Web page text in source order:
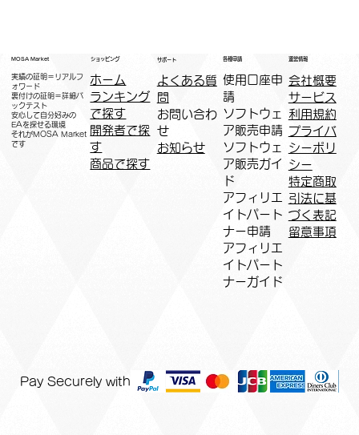
MOSA Market
実績の証明＝リアルフ
ォワード
裏付けの証明＝詳細バ
ックテスト
安心して自分好みの
EAを探せる環境
​それがMOSA Market
です
ショッピング
ホーム
ランキング
で探す
開発者で探
す
商品で探す
サポート
よくある質
問
お問い合わ
せ
お知らせ
各種申請
​使用口座申
請
ソフトウェ
ア販売申請
ソフトウェ
ア販売ガイ
ド
アフィリエ
イトパート
ナー申請​
​アフィリエ
イトパート
ナーガイド
運営情報
会社概要
サービス
利用規約
プライバ
シーポリ
シー
特定商取
引法に基
づく表記
​留意事項
Pay Securely with